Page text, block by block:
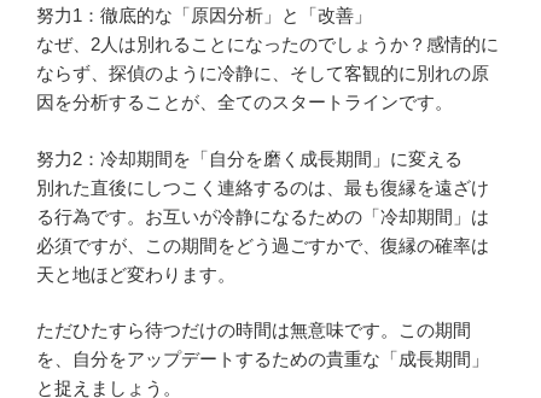
努力1：徹底的な「原因分析」と「改善」
なぜ、2人は別れることになったのでしょうか？感情的に
ならず、探偵のように冷静に、そして客観的に別れの原
因を分析することが、全てのスタートラインです。
努力2：冷却期間を「自分を磨く成長期間」に変える
別れた直後にしつこく連絡するのは、最も復縁を遠ざけ
る行為です。お互いが冷静になるための「冷却期間」は
必須ですが、この期間をどう過ごすかで、復縁の確率は
天と地ほど変わります。
ただひたすら待つだけの時間は無意味です。この期間
を、自分をアップデートするための貴重な「成長期間」
と捉えましょう。